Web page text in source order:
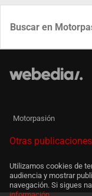
Motorpasión
Otras
Utilizamos cookies de
audiencia y mostrar
navegación. Si sigues